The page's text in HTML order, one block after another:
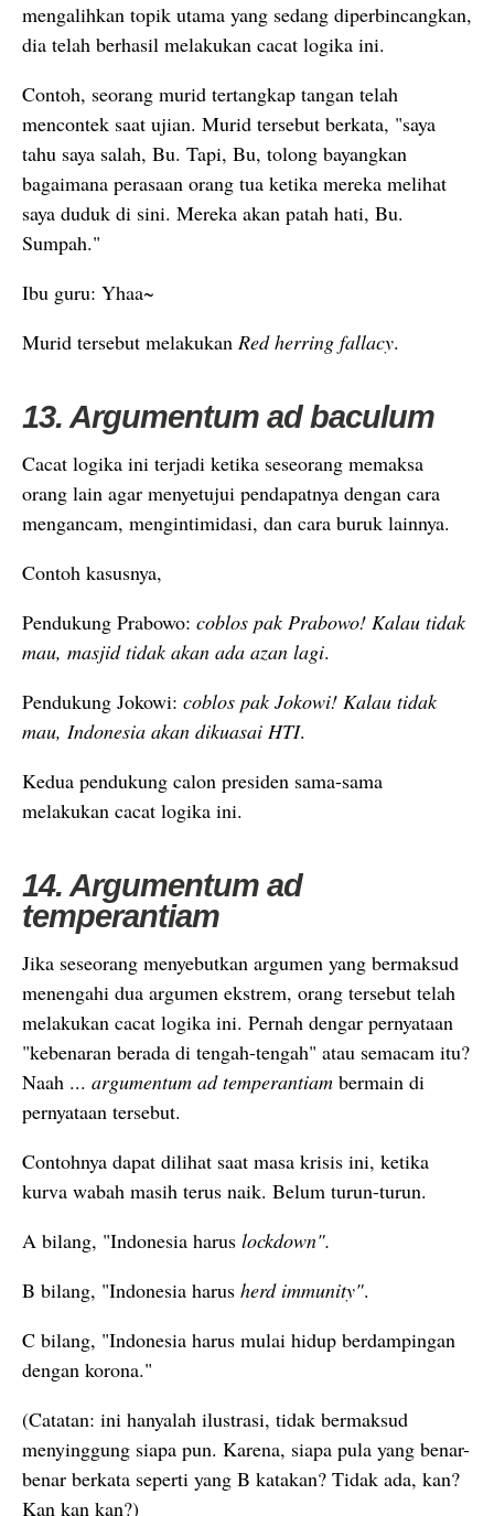
mengalihkan topik utama yang sedang diperbincangkan,
dia telah berhasil melakukan cacat logika ini.
Contoh, seorang murid tertangkap tangan telah
mencontek saat ujian. Murid tersebut berkata, "saya
tahu saya salah, Bu. Tapi, Bu, tolong bayangkan
bagaimana perasaan orang tua ketika mereka melihat
saya duduk di sini. Mereka akan patah hati, Bu.
Sumpah."
Ibu guru: Yhaa~
Murid tersebut melakukan Red herring fallacy.
13. Argumentum ad baculum
Cacat logika ini terjadi ketika seseorang memaksa
orang lain agar menyetujui pendapatnya dengan cara
mengancam, mengintimidasi, dan cara buruk lainnya.
Contoh kasusnya,
Pendukung Prabowo: coblos pak Prabowo! Kalau tidak
mau, masjid tidak akan ada azan lagi.
Pendukung Jokowi: coblos pak Jokowi! Kalau tidak
mau, Indonesia akan dikuasai HTI.
Kedua pendukung calon presiden sama-sama
melakukan cacat logika ini.
14. Argumentum ad
temperantiam
Jika seseorang menyebutkan argumen yang bermaksud
menengahi dua argumen ekstrem, orang tersebut telah
melakukan cacat logika ini. Pernah dengar pernyataan
"kebenaran berada di tengah-tengah" atau semacam itu?
Naah ... argumentum ad temperantiam bermain di
pernyataan tersebut.
Contohnya dapat dilihat saat masa krisis ini, ketika
kurva wabah masih terus naik. Belum turun-turun.
A bilang, "Indonesia harus lockdown".
B bilang, "Indonesia harus herd immunity".
C bilang, "Indonesia harus mulai hidup berdampingan
dengan korona."
(Catatan: ini hanyalah ilustrasi, tidak bermaksud
menyinggung siapa pun. Karena, siapa pula yang benar-
benar berkata seperti yang B katakan? Tidak ada, kan?
Kan kan kan?)